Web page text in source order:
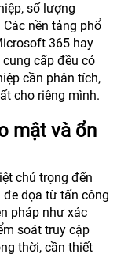
số lượng
nền tảng phổ
365 hay
cấp đều có
cần phân tích,
cho riêng mình.
mật và ổn
chú trọng đến
dọa từ tấn công
pháp như xác
soát truy cập
thời, cần thiết